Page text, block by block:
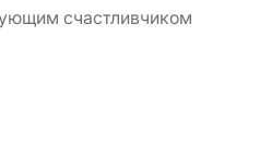
счастливчиком